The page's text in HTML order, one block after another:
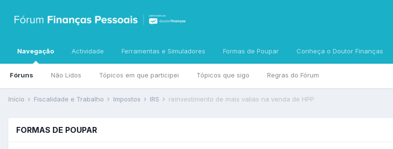
Navegação
Fóruns Não Lidos Tópicos em que participei Tópicos que sigo Regras do Fórum
Actividade Ferramentas e Simuladores Formas de Poupar Conheça o Doutor Finanças
Início Fiscalidade e Trabalho Impostos IRS reinvestimento de mais valias na venda de HPP
FORMAS DE POUPAR